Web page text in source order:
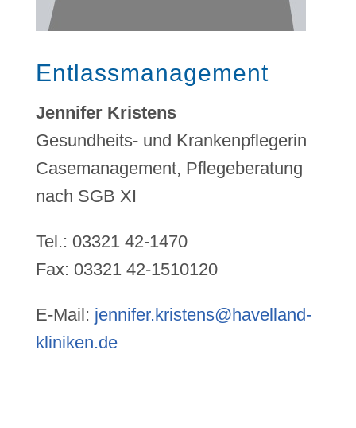
Entlassmanagement
Jennifer Kristens
Gesundheits- und Krankenpflegerin
Casemanagement, Pflegeberatung
nach SGB XI
Tel.: 03321 42-1470
Fax: 03321 42-1510120
E-Mail: jennifer.kristens@havelland-
kliniken.de